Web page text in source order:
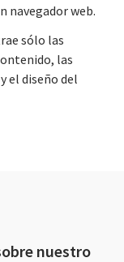
navegador web.
sólo las
las
el diseño del
nuestro